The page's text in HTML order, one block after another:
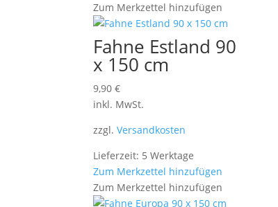
Zum Merkzettel hinzufügen
Fahne Estland 90
x 150 cm
9,90€
inkl. MwSt.
zzgl.Versandkosten
Lieferzeit: 5 Werktage
Zum Merkzettel hinzufügen
Zum Merkzettel hinzufügen